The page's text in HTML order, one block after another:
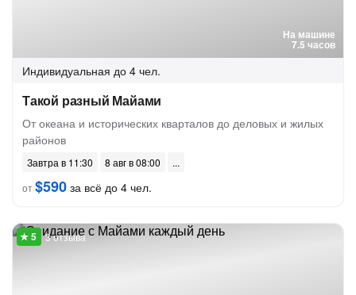
На машине
7.5 часов
Индивидуальная до 4 чел.
Такой разный Майами
От океана и исторических кварталов до деловых и жилых
районов
Завтра в 11:30
8 авг в 08:00
от$590 за всё до 4 чел.
3 отзыва